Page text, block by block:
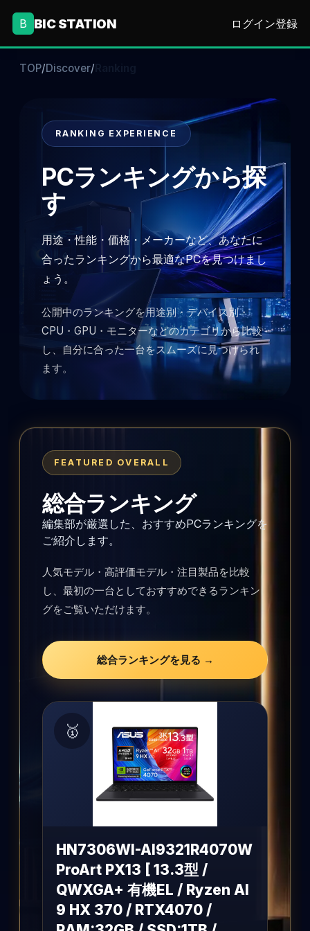
B BIC STATION ログイン登録
TOP/Discover/
RANKING EXPERIENCE
PCランキングから探
す
用途・性能・価格・メーカーなど、あなたに
合ったランキングから最適なPCを見つけまし
ょう。
公開中のランキングを用途別・デバイス別・
CPU・GPU・モニターなどのカテゴリから比較
し、自分に合った一台をスムーズに見つけられ
ます。
FEATURED OVERALL
総合ランキング
編集部が厳選した、おすすめPCランキングを
ご紹介します。
人気モデル・高評価モデル・注目製品を比較
し、最初の一台としておすすめできるランキン
グをご覧いただけます。
総合ランキングを見る →
🥇
HN7306WI-AI9321R4070W
ProArt PX13 [ 13.3型 /
QWXGA+ 有機EL / Ryzen AI
9 HX 370 / RTX4070 /